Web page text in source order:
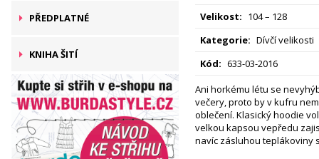
PŘEDPLATNÉ
KNIHA ŠITÍ
Velikost: 104 – 128
Kategorie: Dívčí velikosti
Kód: 633-03-2016
Ani horkému létu se
večery, proto by v kufru
oblečení. Klasický hoodie
velkou kapsou vepředu
navíc zásluhou teplákoviny